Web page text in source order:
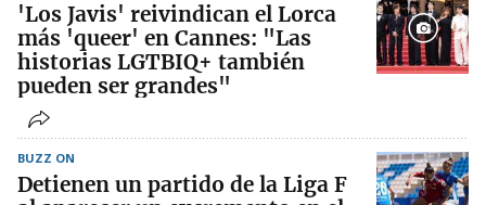
'Los Javis' reivindican el Lorca
más 'queer' en Cannes: "Las
historias LGTBIQ+ también
pueden ser grandes"
BUZZ ON
Detienen un partido de la Liga F